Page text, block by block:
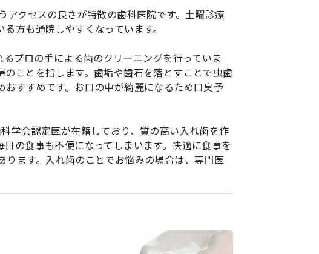
クセスの良さが特徴の歯科医院です。土曜診療
方も通院しやすくなっています。
プロの手による歯のクリーニングを行っていま
ことを指します。歯垢や歯石を落とすことで虫歯
すすめです。お口の中が綺麗になるため口臭予
学会認定医が在籍しており、質の高い入れ歯を作
の食事も不便になってしまいます。快適に食事を
ます。入れ歯のことでお悩みの場合は、専門医